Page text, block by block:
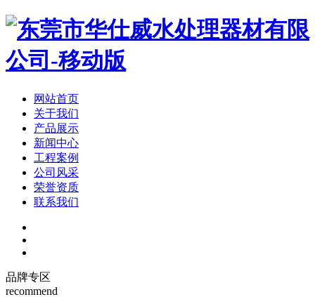
网站首页
关于我们
产品展示
新闻中心
工程案例
公司风采
荣誉资质
联系我们
品牌专区
recommend